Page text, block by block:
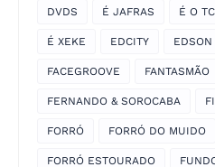
DVDS É JAFRAS É O
É XEKE EDCITY EDSON
FACEGROOVE FANTASMÃO
FERNANDO & SOROCABA
FORRÓ FORRÓ DO MUIDO
FORRÓ ESTOURADO